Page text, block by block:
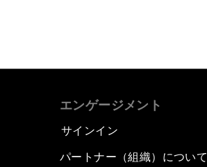
エンゲージメント
サインイン
パートナー（組織）について